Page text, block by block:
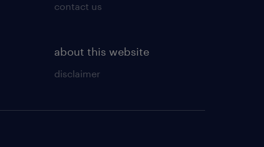
contact us
about this website
disclaimer